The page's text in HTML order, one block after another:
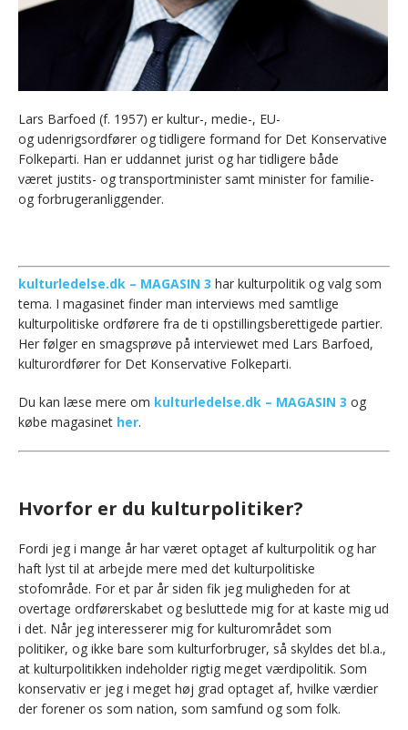
Lars Barfoed (f. 1957) er kultur-, medie-, EU-
og udenrigsordfører og tidligere formand for Det Konservative
Folkeparti. Han er uddannet jurist og har tidligere både
været justits- og transportminister samt minister for familie-
og forbrugeranliggender.
kulturledelse.dk – MAGASIN 3 har kulturpolitik og valg som
tema. I magasinet finder man interviews med samtlige
kulturpolitiske ordførere fra de ti opstillingsberettigede partier.
Her følger en smagsprøve på interviewet med Lars Barfoed,
kulturordfører for Det Konservative Folkeparti.
Du kan læse mere om kulturledelse.dk – MAGASIN 3 og
købe magasinet her.
Hvorfor er du kulturpolitiker?
Fordi jeg i mange år har været optaget af kulturpolitik og har
haft lyst til at arbejde mere med det kulturpolitiske
stofområde. For et par år siden fik jeg muligheden for at
overtage ordførerskabet og besluttede mig for at kaste mig ud
i det. Når jeg interesserer mig for kulturområdet som
politiker, og ikke bare som kulturforbruger, så skyldes det bl.a.,
at kulturpolitikken indeholder rigtig meget værdipolitik. Som
konservativ er jeg i meget høj grad optaget af, hvilke værdier
der forener os som nation, som samfund og som folk.